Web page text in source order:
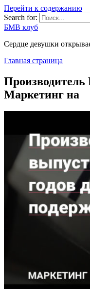
Перейти к содержанию
Search for:
БМВ клуб
Сердце девушки
Главная страница
Производитель
Маркетинг на